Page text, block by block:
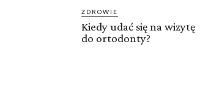
ZDROWIE
Kiedy udać się na wizytę
do ortodonty?